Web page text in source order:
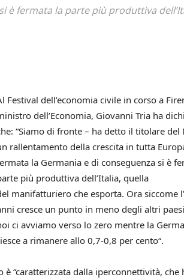
è fermata la parte più produttiva
Festival dell’economia civile in corso a
dell’Economia, Giovanni Tria ha
“Siamo di fronte – ha detto il titolare del
rallentamento della crescita in tutta
la Germania e di conseguenza si è
più produttiva dell’Italia, quella
manifatturiero che esporta. Ora siccome
cresce un punto in meno degli altri
ci avviamo verso lo zero mentre la
a rimanere allo 0,7-0,8 per cento“.
“caratterizzata dalla iperconnettività, che